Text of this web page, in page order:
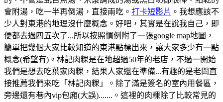
會附湯，吃一半再倒湯，直接兩吃。 打卡短影片 。我想應該不
少人對東港的地理沒什麼概念。好吧，其實是在說我自己，即
便都去過四五次了...所以按照慣例附了一張google map地圖，
簡單把幾個大家比較知道的東港點標出來，讓大家多少有一點
概念(希望有)。林記肉粿是在地超過50年的老店，不過一開始
我們是想去吃葉家肉粿，結果人家還在準備...有趣的是老闆直
接推薦我們來吃「林記肉粿」。除了滿是簽名的室內用餐區，
旁邊還有巷內vip包廂(大誤).......。這裡的肉粿除了比較常見的